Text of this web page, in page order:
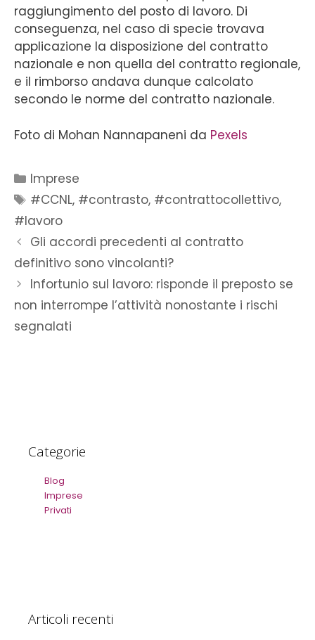
raggiungimento del posto di lavoro. Di
conseguenza, nel caso di specie trovava
applicazione la disposizione del contratto
nazionale e non quella del contratto regionale,
e il rimborso andava dunque calcolato
secondo le norme del contratto nazionale.
Foto di Mohan Nannapaneni da Pexels
Imprese
#CCNL, #contrasto, #contrattocollettivo,
#lavoro
Gli accordi precedenti al contratto
definitivo sono vincolanti?
Infortunio sul lavoro: risponde il preposto se
non interrompe l’attività nonostante i rischi
segnalati
Categorie
Blog
Imprese
Privati
Articoli recenti